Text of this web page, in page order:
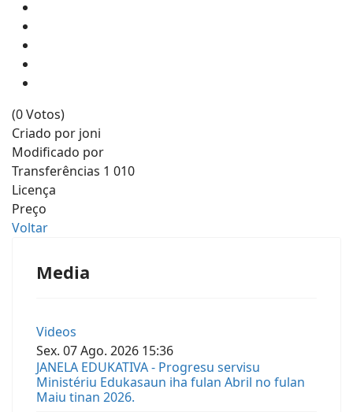
(0 Votos)
Criado por joni
Modificado por
Transferências 1 010
Licença
Preço
Voltar
Media
Videos
Sex. 07Ago. 2026 15:36
JANELA EDUKATIVA - Progresu servisu
Ministériu Edukasaun iha fulan Abril no fulan
Maiu tinan 2026.